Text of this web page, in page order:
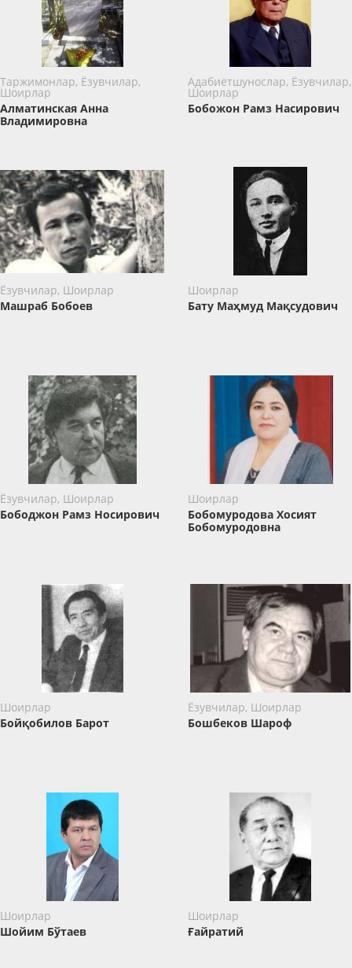
Таржимонлар, Ёзувчилар,
Шоирлар
Алматинская Анна
Владимировна
Адабиётшунослар, Ёзувчилар,
Шоирлар
Бобожон Рамз Насирович
Ёзувчилар, Шоирлар
Машраб Бобоев
Шоирлар
Бату Маҳмуд Мақсудович
Ёзувчилар, Шоирлар
Бободжон Рамз Носирович
Шоирлар
Бобомуродова Хосият
Бобомуродовна
Шоирлар
Бойқобилов Барот
Ёзувчилар, Шоирлар
Бошбеков Шароф
Шоирлар
Шойим Бўтаев
Шоирлар
Ғайратий